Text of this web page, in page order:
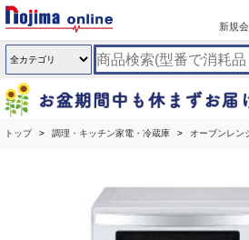
新規
トップ 調理・キッチン家電・冷蔵庫 オーブンレン